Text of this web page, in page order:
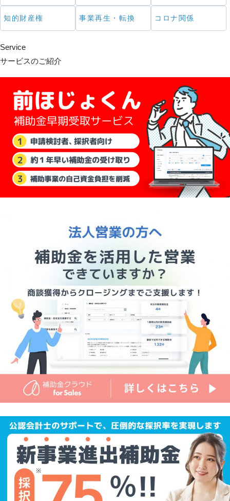
知的財産権 事業再生・転換 コロナ関係
Service
サービスのご紹介